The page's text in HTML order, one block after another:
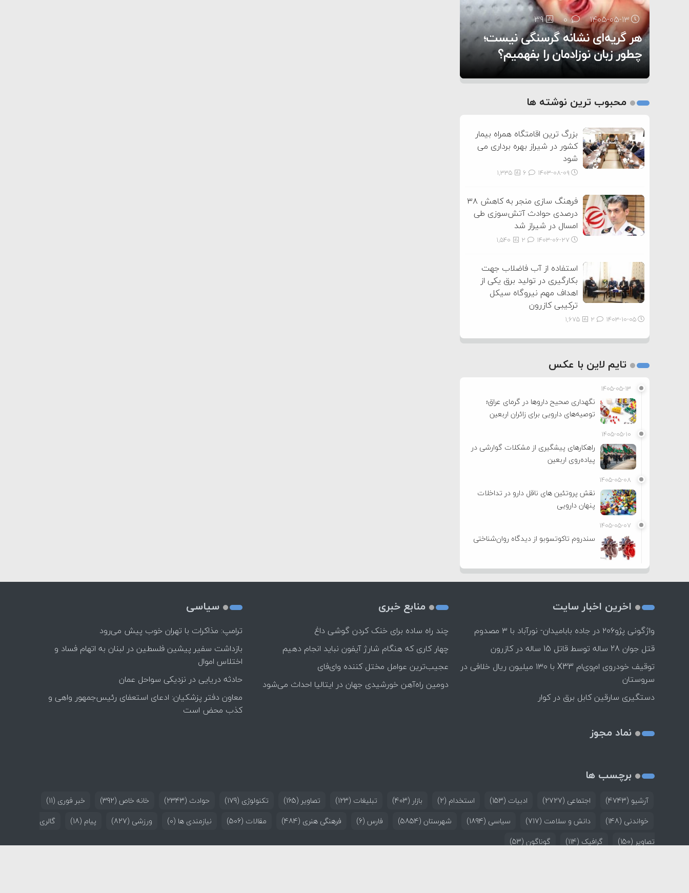
۱۴۰۵-۰۵-۱۳ 0
39
هر گریه‌ای نشانه گرسنگی نیست؛
چطور زبان نوزادمان را بفهمیم؟
۱۴۰۵-۰۵-۱۲ 0
28
تغذیه پدر می‌تواند بر سلامت نوزاد
تأثیر بگذارد
۱۴۰۵-۰۵-۱۲ 0
13
روی دیگر زندگی
2
محبوب ترین نوشته ها
بزرگ ترین اقامتگاه همراه بیمار
کشور در شیراز بهره برداری می
شود
۱۴۰۳-۰۸-۰۹ 1,335
فرهنگ سازی منجر به کاهش ۳۸
درصدی حوادث آتش‌سوزی طی
امسال در شیراز شد
۱۴۰۳-۰۶-۲۷ 1,540
استفاده از آب فاضلاب جهت
بکارگیری در تولید برق یکی از
اهداف مهم نیروگاه سیکل
ترکیبی کازرون
۱۴۰۳-۱۰-۰۵ 1,675
تایم لاین با عکس
۱۴۰۵-۰۵-۱۳
نگهداری صحیح داروها در گرمای عراق؛
توصیه‌های دارویی برای زائران اربعین
۱۴۰۵-۰۵-۱۰
راهکارهای پیشگیری از مشکلات گوارشی در
پیاده‌روی اربعین
۱۴۰۵-۰۵-۰۸
نقش پروتئین های ناقل دارو در تداخلات
پنهان دارویی
۱۴۰۵-۰۵-۰۷
سندروم تاکوتسوبو از دیدگاه روان‌شناختی
اخرین اخبار سایت
واژگونی پژو۲۰۶ در جاده بابامیدان- نورآباد با ۳ مصدوم
قتل جوان 28 ساله توسط قاتل 15 ساله در کازرون
توقیف خودروی ام‌وی‌ام X33 با ۱۳۰ میلیون ریال خلافی در
سروستان
دستگیری سارقین کابل برق در کوار
نماد مجوز
منابع خبری
چند راه‌ ساده برای خنک کردن گوشی داغ
چهار کاری که هنگام شارژ آیفون نباید انجام دهیم
عجیب‌ترین عوامل مختل کننده وای‌فای
دومین راه‌آهن خورشیدی جهان در ایتالیا احداث می‌شود
سیاسی
ترامپ: مذاکرات با تهران خوب پیش می‌رود
بازداشت سفیر پیشین فلسطین در لبنان به اتهام فساد و
اختلاس اموال
حادثه دریایی در نزدیکی سواحل عمان
معاون دفتر پزشکیان: ادعای استعفای رئیس‌جمهور واهی و
کذب محض است
برچسب ها
آرشیو (4743) اجتماعی (2727) ادبیات (153) استخدام (2) بازار (403) تبلیغات (123) تصاویر (165) تکنولوژی (179) حوادث (2343) خانه خاص (392) خبر فوری (11)
خواندنی (148) دانش و سلامت (717) سیاسی (1894) شهرستان (5854) فارس (6) فرهنگی هنری (484) مقالات (506) نیازمندی ها (0) ورزشی (827) پیام (18)
گالری
تصاویر (150) گرافیک (114) گوناگون (53)